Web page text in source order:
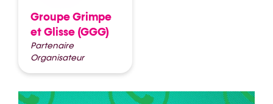
Groupe Grimpe
et Glisse (GGG)
Partenaire
Organisateur